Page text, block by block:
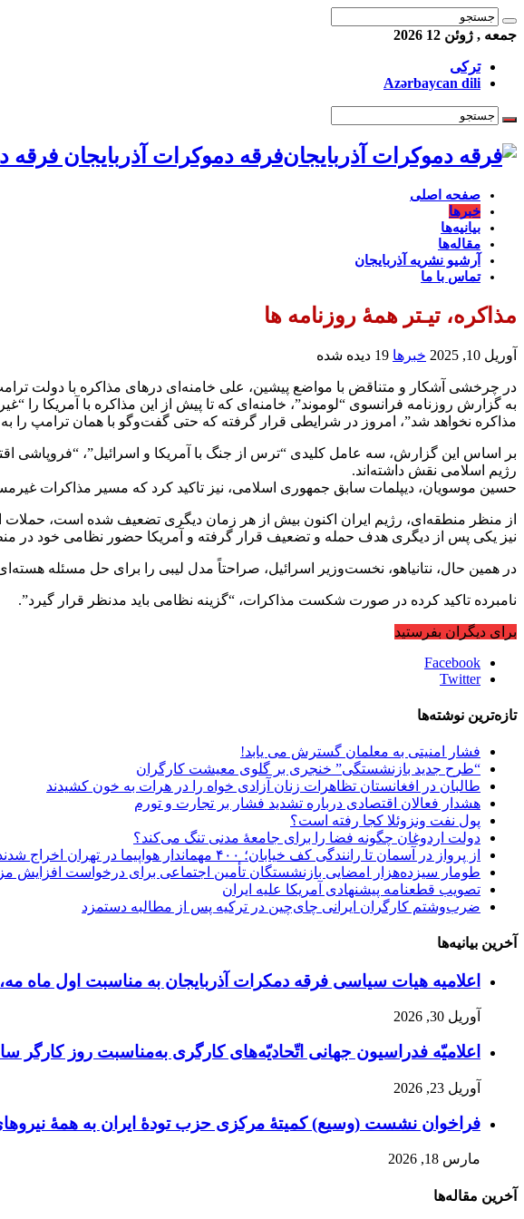
جمعه , ژوئن 12 2026
ترکی
Azərbaycan dili
فرقه دموکرات آذربایجان فرقه
صفحه اصلی
خبرها
بیانیه‌ها
مقاله‌ها
آرشیو نشریه آذربایجان
تماس با ما
مذاکره، تیـتر همۀ روزنامه ها
آوریل 10, 2025 خبرها 19 دیده شده
در چرخشی آشکار و متناقض با مواضع پیشین، علی خامنه‌ای درهای مذاکره با دولت
به گزارش روزنامه فرانسوی “لوموند”، خامنه‌ای که تا پیش از این مذاکره با آمریکا را
مذاکره نخواهد شد”، امروز در شرایطی قرار گرفته که حتی گفت‌وگو با همان ترامپ را به
بر اساس این گزارش، سه عامل کلیدی “ترس از جنگ با آمریکا و اسرائیل”، “فروپاشی
رژیم اسلامی نقش داشته‌اند.
حسین موسویان، دیپلمات سابق جمهوری اسلامی، نیز تاکید کرد که مسیر مذاکرات
از منظر منطقه‌ای، رژیم ایران اکنون بیش از هر زمان دیگری تضعیف شده است،
نیز یکی پس از دیگری هدف حمله و تضعیف قرار گرفته‌ و آمریکا حضور نظامی خود در
در همین حال، نتانیاهو، نخست‌وزیر اسرائیل، صراحتاً مدل لیبی را برای حل مسئله
نامبرده تاکید کرده در صورت شکست مذاکرات، “گزینه نظامی باید مدنظر قرار گیرد”.
برای دیگران بفرستید
Facebook
Twitter
تازه‌ترین نوشته‌ها
فشار امنیتی به معلمان گسترش می یابد!
“طرح جدید بازنشستگی” خنجری بر گلوی معیشت کارگران
طالبان در افغانستان تظاهرات زنان آزادی خواه را در هرات به خون کشیدند
هشدار فعالان اقتصادی درباره تشدید فشار بر تجارت و تورم
پول نفت ونزوئلا کجا رفته است؟
دولت اردوغان چگونه فضا را برای جامعهٔ مدنی تنگ می‌کند؟
از پرواز در آسمان تا رانندگی کف خیابان؛ ۴۰۰ مهماندار هواپیما در تهران اخراج شدند؟!
طومار سیزده‌هزار امضایی بازنشستگان تأمین اجتماعی برای درخواست افزایش
تصویب قطعنامه پیشنهادی آمریکا علیه ایران
ضرب‌وشتم کارگران ایرانی چای‌چین در ترکیه پس از مطالبه دستمزد
آخرین بیانیه‌ها
اعلامیه هیات سیاسی فرقه دمکرات آذربایجان به مناسبت اول ماه مه، ۱۱ اردیبهشت، روز جهانی کارگر
آوریل 30, 2026
اعلامیّه فدراسیون جهانی اتّحادیّه‌های کارگری به‌مناسبت روز کارگر سال
آوریل 23, 2026
فراخوان نشست (وسیع)‌ کمیتهٔ‌ مرکزی حزب تودهٔ ایران به همهٔ
مارس 18, 2026
آخرین مقاله‌ها